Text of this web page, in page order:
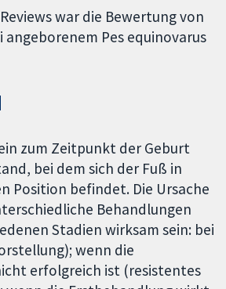
war die Bewertung von
angeborenem Pes equinovarus
zum Zeitpunkt der Geburt
bei dem sich der Fuß in
Position befindet. Die Ursache
Behandlungen
Stadien wirksam sein: bei
wenn die
erfolgreich ist (resistentes